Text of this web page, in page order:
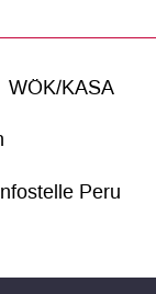
WÖK/KASA
Peru